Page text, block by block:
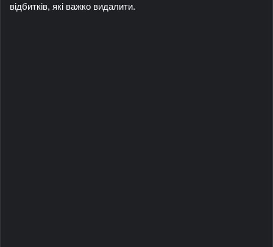
відбитків, які важко видалити.